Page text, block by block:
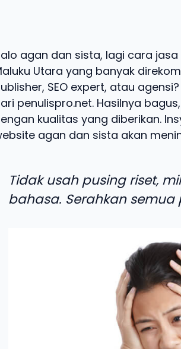
agan dan sista, lagi cara
Utara yang banyak
SEO expert, atau
penulispro.net. Hasilnya
kualitas yang diberikan.
agan dan sista akan
Tidak usah pusing riset,
bahasa. Serahkan